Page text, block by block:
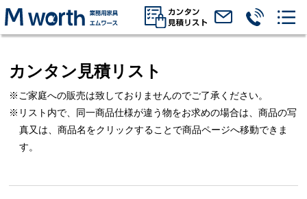
カンタン見積リスト
※ご家庭への販売は致しておりませんのでご了承ください。
※リスト内で、同一商品仕様が違う物をお求めの場合は、商品の写
真又は、商品名をクリックすることで商品ページへ移動できま
す。